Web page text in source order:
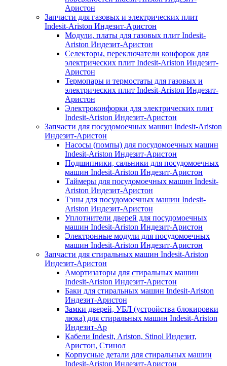
Аристон
Запчасти для газовых и электрических плит
Indesit-Ariston Индезит-Аристон
Модули, платы для газовых плит Indesit-
Ariston Индезит-Аристон
Селекторы, переключатели конфорок для
электрических плит Indesit-Ariston Индезит-
Аристон
Термопары и термостаты для газовых и
электрических плит Indesit-Ariston Индезит-
Аристон
Электроконфорки для электрических плит
Indesit-Ariston Индезит-Аристон
Запчасти для посудомоечных машин Indesit-Ariston
Индезит-Аристон
Насосы (помпы) для посудомоечных машин
Indesit-Ariston Индезит-Аристон
Подшипники, сальники для посудомоечных
машин Indesit-Ariston Индезит-Аристон
Таймеры для посудомоечных машин Indesit-
Ariston Индезит-Аристон
Тэны для посудомоечных машин Indesit-
Ariston Индезит-Аристон
Уплотнители дверей для посудомоечных
машин Indesit-Ariston Индезит-Аристон
Электронные модули для посудомоечных
машин Indesit-Ariston Индезит-Аристон
Запчасти для стиральных машин Indesit-Ariston
Индезит-Аристон
Амортизаторы для стиральных машин
Indesit-Ariston Индезит-Аристон
Баки для стиральных машин Indesit-Ariston
Индезит-Аристон
Замки дверей, УБЛ (устройства блокировки
люка) для стиральных машин Indesit-Ariston
Индезит-Ар
Кабели Indesit, Ariston, Stinol Индезит,
Аристон, Стинол
Корпусные детали для стиральных машин
Indesit-Ariston Индезит-Аристон